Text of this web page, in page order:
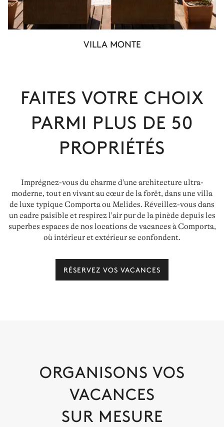
VILLA MONTE
FAITES VOTRE CHOIX
PARMI PLUS DE 50
PROPRIÉTÉS
Imprégnez-vous du charme d'une architecture ultra-
moderne, tout en vivant au cœur de la forêt, dans une villa
de luxe typique Comporta ou Melides. Réveillez-vous dans
un cadre paisible et respirez l'air pur de la pinède depuis les
superbes espaces de nos locations de vacances à Comporta,
où intérieur et extérieur se confondent.
RÉSERVEZ VOS VACANCES
ORGANISONS VOS
VACANCES
SUR MESURE